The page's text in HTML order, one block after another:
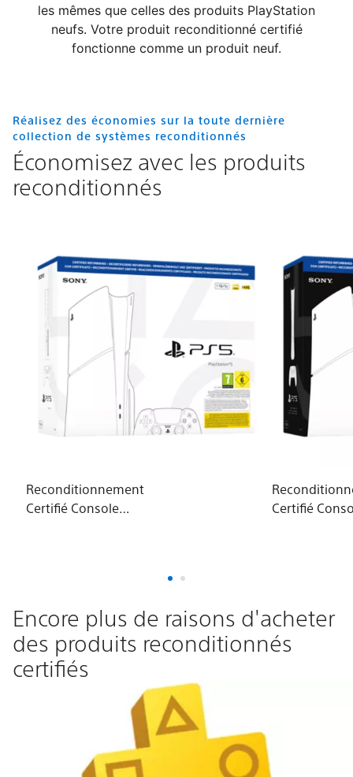
les mêmes que celles des produits PlayStation
neufs. Votre produit reconditionné certifié
fonctionne comme un produit neuf.
Réalisez des économies sur la toute dernière
collection de systèmes reconditionnés
Économisez avec les produits
reconditionnés
Reconditionnement
Certifié Console
Certifié
Encore plus de raisons d'acheter
des produits reconditionnés
certifiés